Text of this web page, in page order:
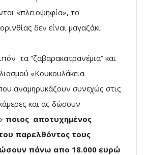
«πλειοψηφία», το
δεν είναι μαγαζάκι
τα “ζαβαρακατρανέμια” και
«Κουκουλάκεια
αναμηρυκάζουν συνεχώς στις
και ας δώσουν
ποιος αποτυχημένος
παρελθόντος τους
πάνω απο 18.000 ευρώ